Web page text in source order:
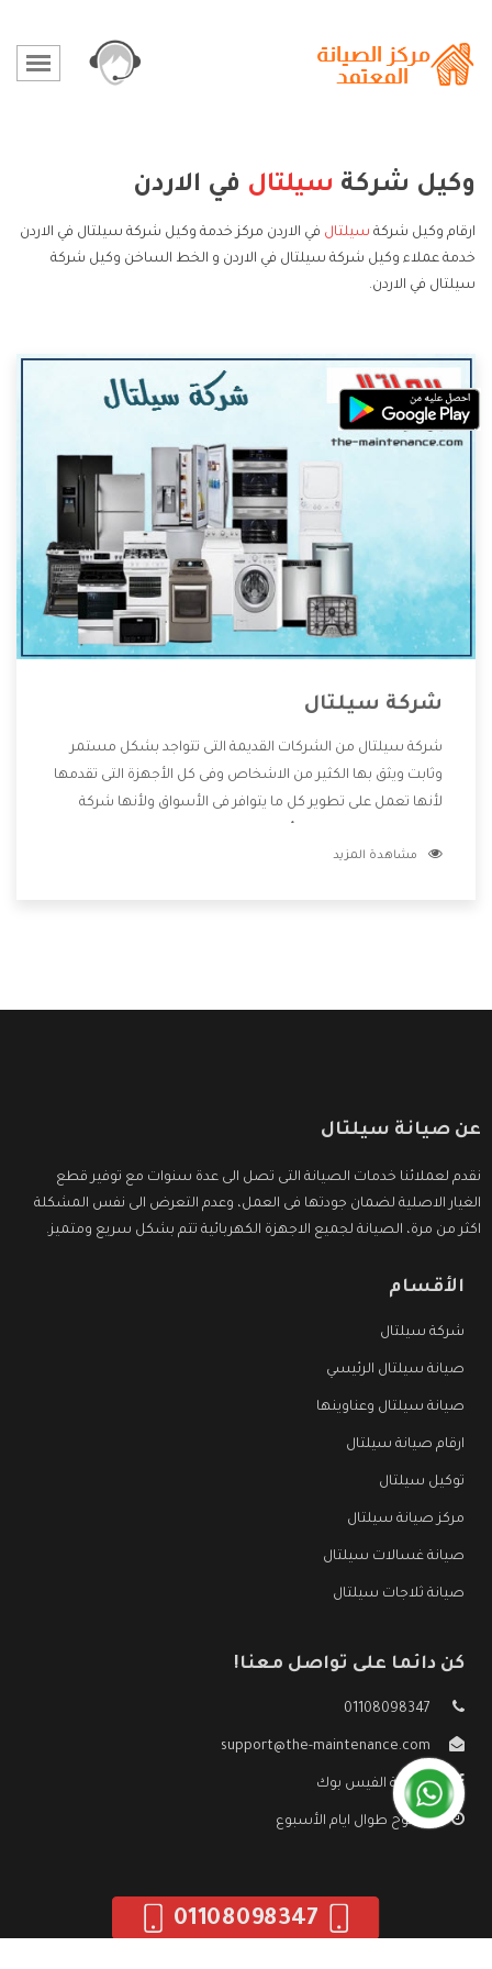
وكيل شركة سيلتال في الاردن
ارقام وكيل شركة سيلتال في الاردن مركز خدمة وكيل شركة سيلتال في الاردن
خدمة عملاء وكيل شركة سيلتال في الاردن و الخط الساخن وكيل شركة
سيلتال في الاردن.
شركة سيلتال
شركة سيلتال من الشركات القديمة التى تتواجد بشكل مستمر
وثابت ويثق بها الكثير من الاشخاص وفى كل الأجهزة التى تقدمها
لأنها تعمل على تطوير كل ما يتوافر فى الأسواق ولأنها شركة
وتقدم للعملاء أقوى العروض والخصومات التى تسهل على
مشاهدة المزيد
عن صيانة سيلتال
نقدم لعملائنا خدمات الصيانة التى تصل الى عدة سنوات مع توفير قطع
الغيار الاصلية لضمان جودتها فى العمل، وعدم التعرض الى نفس المشكلة
اكثر من مرة، الصيانة لجميع الاجهزة الكهربائية تتم بشكل سريع ومتميز.
الأقسام
شركة سيلتال
صيانة سيلتال الرئيسي
صيانة سيلتال وعناوينها
ارقام صيانة سيلتال
توكيل سيلتال
مركز صيانة سيلتال
صيانة غسالات سيلتال
صيانة ثلاجات سيلتال
كن دائما على تواصل معنا!
01108098347
support@the-maintenance.com
صفحة الفيس بوك
مفتوح طوال ايام الأسبوع
01108098347